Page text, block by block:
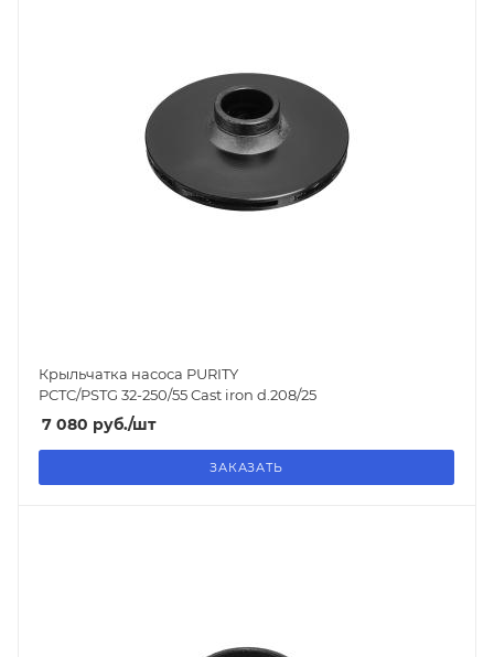
Крыльчатка насоса PURITY
PCTC/PSTG 32-250/55 Cast iron d.208/25
7 080 руб./шт
ЗАКАЗАТЬ